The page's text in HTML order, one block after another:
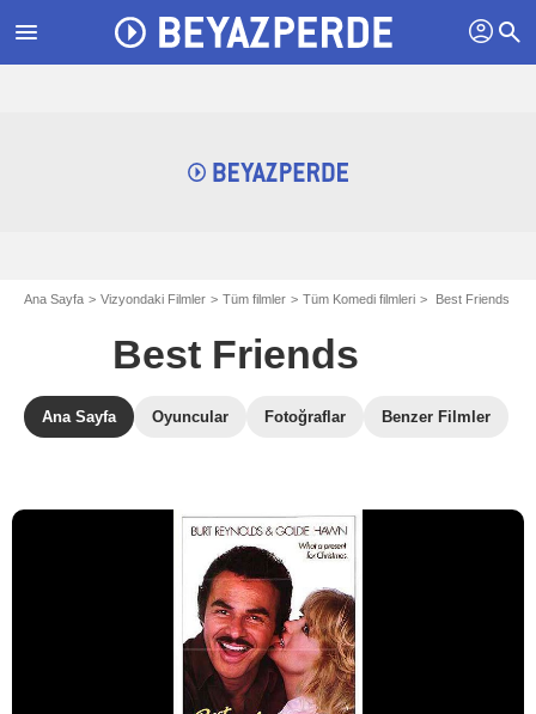
menu profil search
Ana Sayfa Vizyondaki Filmler Tüm filmler Tüm Komedi filmleri Best Friends
Best Friends
Ana Sayfa Oyuncular Fotoğraflar Benzer Filmler